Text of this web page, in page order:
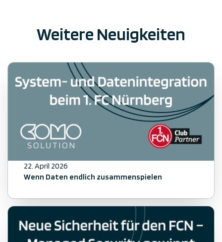
Weitere Neuigkeiten
22. April 2026
Wenn Daten endlich zusammenspielen